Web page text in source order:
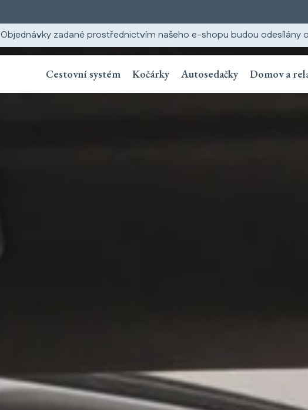
Objednávky zadané prostřednictvím našeho e-shopu budou odesílány
Cestovní systém Kočárky Autosedačky Domov a